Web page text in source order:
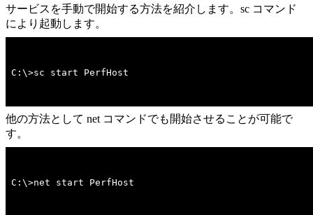
サービスを手動で開始する方法を紹介します。sc コマンド
により起動します。
C:\>sc start PerfHost
他の方法として net コマンドでも開始させることが可能で
す。
C:\>net start PerfHost